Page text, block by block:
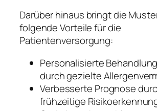
Darüber hinaus bringt die
folgende Vorteile für die
Patientenversorgung:
Personalisierte
durch gezielte
Verbesserte Prognose
frühzeitige